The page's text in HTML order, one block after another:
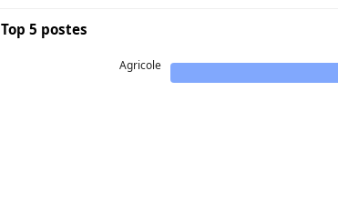
Top 5 postes
Agricole